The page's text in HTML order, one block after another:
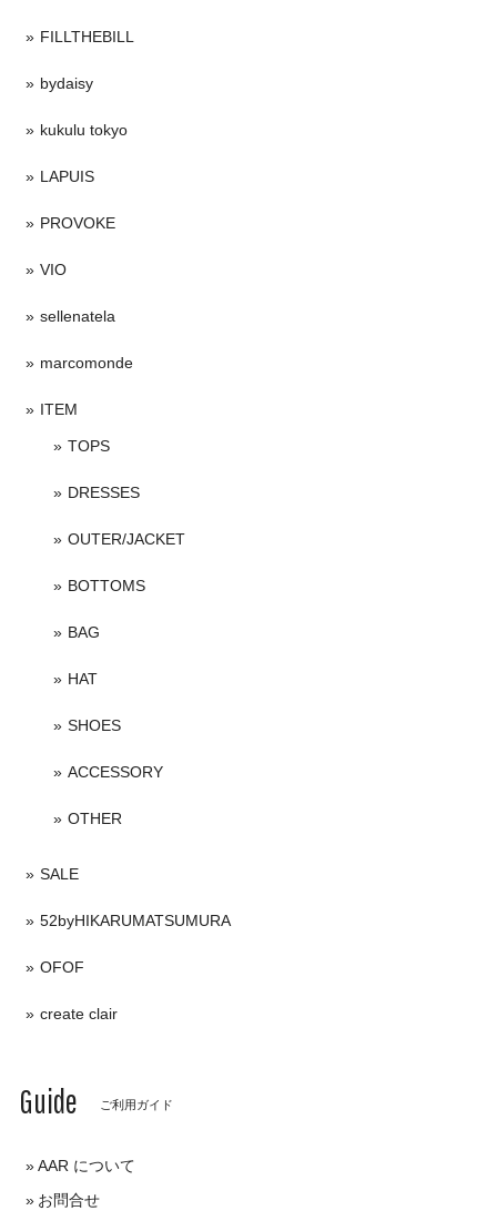
FILLTHEBILL
bydaisy
kukulu tokyo
LAPUIS
PROVOKE
VIO
sellenatela
marcomonde
ITEM
TOPS
DRESSES
OUTER/JACKET
BOTTOMS
BAG
HAT
SHOES
ACCESSORY
OTHER
SALE
52byHIKARUMATSUMURA
OFOF
create clair
Guide ご利用ガイド
AAR について
お問合せ